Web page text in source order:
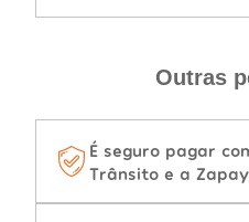
Outras
É seguro pagar
Trânsito e a